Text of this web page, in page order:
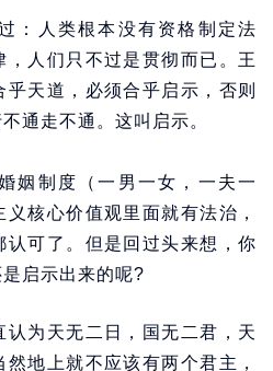
：人类根本没有资格制定法
人们只不过是贯彻而已。王
天道，必须合乎启示，否则
通走不通。这叫启示。
姻制度（一男一女，一夫一
核心价值观里面就有法治，
认可了。但是回过头来想，你
启示出来的呢?
为天无二日，国无二君，天
然地上就不应该有两个君主，